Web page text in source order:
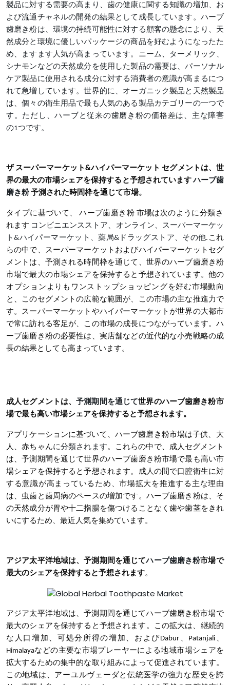
製品に対する需要の高まり、歯の健康に関する知識の増加、お
よび流通チャネルの開発の結果として成長しています。ハーブ
歯磨き粉は、環境の持続可能性に対する顧客の懸念により、天
然成分と環境に優しいパッケージの商品を好むようになったた
め、ますます人気が高まっています。ニーム、ターメリック、
シナモンなどの天然成分を使用した製品の需要は、パーソナル
ケア製品に使用される成分に対する消費者の意識が高まるにつ
れて急増しています。世界的に、オーガニック製品と天然製品
は、個々の衛生用品で最も人気のある製品カテゴリーの一つで
す。ただし、ハーブと従来の歯磨き粉の価格差は、主な障害
の1つです。
ザ スーパーマーケット &ハイパーマーケット セグメントは、世
界の最大の市場シェアを保持すると予想されていますハーブ歯
磨き粉予測された時間枠を通じて市場。
タイプに基づいて、ハーブ歯磨き粉 市場は次のように分類さ
れます コンビニエンスストア、オンライン、スーパーマーケッ
ト&ハイパーマーケット、薬局& ドラッグストア、その他. これ
らの中で、スーパーマーケットおよびハイパーマーケットセグ
メントは、予測される時間枠を通じて、世界のハーブ歯磨き粉
市場で最大の市場シェアを保持すると予想されています。他の
オプションよりもワンストップショッピングを好む市場動向
と、このセグメントの広範な範囲が、この市場の主な推進力で
す。スーパーマーケットやハイパーマーケットが世界の大都市
で常に訪れる客足が、この市場の成長につながっています。ハ
ーブ歯磨き粉の必要性は、実店舗などの近代的な小売戦略の成
長の結果としても高まっています。
成人セグメントは、予測期間を通じて世界のハーブ歯磨き粉市
場で最も高い市場シェアを保持すると予想されます。
アプリケーションに基づいて、 ハーブ歯磨き粉市場は子供、大
人、赤ちゃんに分類されます。これらの中で、成人セグメント
は、予測期間を通じて世界のハーブ歯磨き粉市場で最も高い市
場シェアを保持すると予想されます。成人の間で口腔衛生に対
する意識が高まっているため、市場拡大を推進する主な理由
は、虫歯と歯周病のペースの増加です。ハーブ歯磨き粉は、そ
の天然成分が胃や十二指腸を傷つけることなく歯や歯茎をきれ
いにするため、最近人気を集めています。
アジア太平洋地域は、予測期間を通じてハーブ歯磨き粉市場で
最大のシェアを保持すると予想されます。
アジア太平洋地域は、予測期間を通じてハーブ歯磨き粉市場で
最大のシェアを保持すると予想されます 。この拡大は、継続的
な人口増加、可処分所得の増加、およびDabur、Patanjali、
Himalayaなどの主要な市場プレーヤーによる地域市場シェアを
拡大するための集中的な取り組みによって促進されています。
この地域は、アーユルヴェーダと伝統医学の強力な歴史を誇